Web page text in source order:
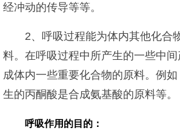
经冲动的传导等等。
2、呼吸过程能为体内其他化合
料。在呼吸过程中所产生的一些中
成体内一些重要化合物的原料。例
生的丙酮酸是合成氨基酸的原料等。
呼吸作用的目的：